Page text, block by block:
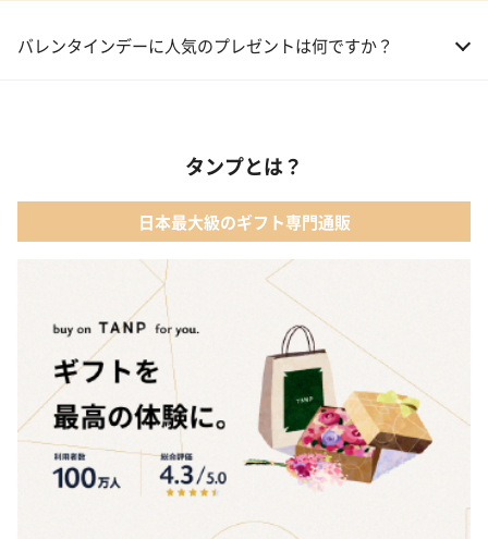
02 メイクアップ
04 ファッション小物
05 入浴剤・バスケア
バレンタインデーに人気のプレゼントは何ですか？
02 【名入れギフト】フラワーティントリップ［日本限定ピンクゴ
03 ショコラフレナチュール
04 ＜クランチチョコレート＞ダーク＆ミルク＆キャラメル＆ホワ
イト 60g
05 葉山のショコラ・カロ＜4個入＞
タンプとは？
日本最大級のギフト専門通販